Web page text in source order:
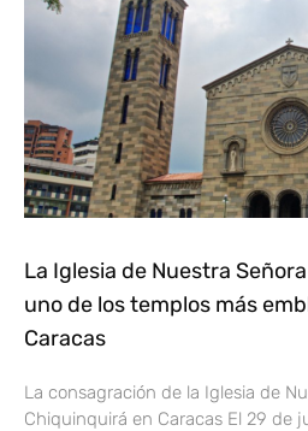
La Iglesia de Nuestra
uno de los templos más
Caracas
La consagración de la Iglesia de
Chiquinquirá en Caracas El 29 de